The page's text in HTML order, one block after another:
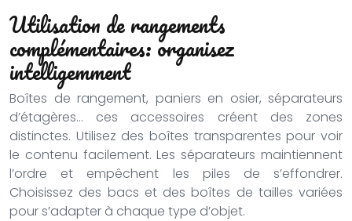
Utilisation de rangements
complémentaires: organisez
intelligemment
Boîtes de rangement, paniers en osier, séparateurs
d’étagères… ces accessoires créent des zones
distinctes. Utilisez des boîtes transparentes pour voir
le contenu facilement. Les séparateurs maintiennent
l’ordre et empêchent les piles de s’effondrer.
Choisissez des bacs et des boîtes de tailles variées
pour s’adapter à chaque type d’objet.